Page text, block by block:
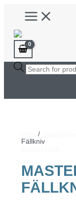
innehåll
Main
Menu
Products
search
/
Fällkniv